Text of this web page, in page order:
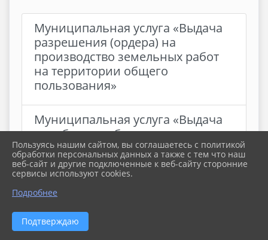
Муниципальная услуга «Выдача
разрешения (ордера) на
производство земельных работ
на территории общего
пользования»
Муниципальная услуга «Выдача
порубочного билета на
территории Павловского
сельского поселения
Павловского района»
Теплоснабжение
Пользуясь нашим сайтом, вы соглашаетесь с политикой
обработки персональных данных а также с тем что наш
веб-сайт и другие подключенные к веб-сайту сторонние
сервисы используют cookies.
Подробнее
Подтверждаю